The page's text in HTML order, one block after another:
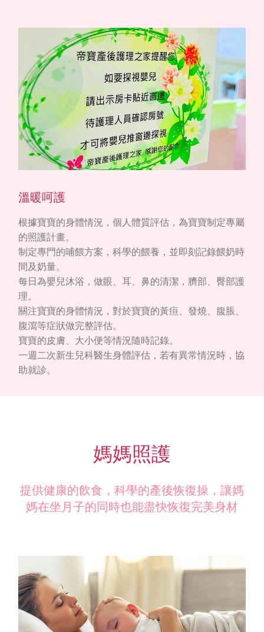
溫暖呵護
根據寶寶的身體情況，個人體質評估，為寶寶制定專屬
的照護計畫。
制定專門的哺餵方案，科學的餵養，並即刻記錄餵奶時
間及奶量。
每日為嬰兒沐浴，做眼、耳、鼻的清潔，臍部、臀部護
理。
關注寶寶的身體情況，對於寶寶的黃疸、發燒、腹脹、
腹瀉等症狀做完整評估。
寶寶的皮膚、大小便等情況隨時記錄。
一週二次新生兒科醫生身體評估，若有異常情況時，協
助就診。
媽媽照護
提供健康的飲食，科學的產後恢復操，讓媽
媽在坐月子的同時也能盡快恢復完美身材